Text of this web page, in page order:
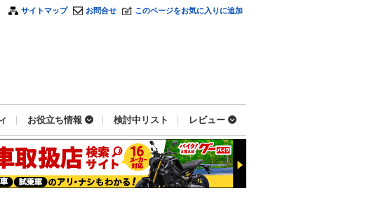
サイトマップ お問合せ このページをお気に入りに追加
お役立ち情報 検討中リスト レビュー